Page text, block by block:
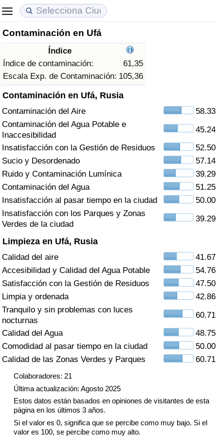
Contaminación en Ufá
Índice
Índice de contaminación:
61,35
Escala Exp. de Contaminación: 105,36
Contaminación en Ufá, Rusia
Contaminación del Aire
58.33
Contaminación del Agua Potable e
Inaccesibilidad
45.24
Insatisfacción con la Gestión de Residuos
52.50
Sucio y Desordenado
57.14
Ruido y Contaminación Lumínica
39.29
Contaminación del Agua
51.25
Insatisfacción al pasar tiempo en la ciudad
50.00
Insatisfacción con los Parques y Zonas
Verdes de la ciudad
39.29
Limpieza en Ufá, Rusia
Calidad del aire
41.67
Accesibilidad y Calidad del Agua Potable
54.76
Satisfacción con la Gestión de Residuos
47.50
Limpia y ordenada
42.86
Tranquilo y sin problemas con luces
nocturnas
60.71
Calidad del Agua
48.75
Comodidad al pasar tiempo en la ciudad
50.00
Calidad de las Zonas Verdes y Parques
60.71
Colaboradores: 21
Última actualización: Agosto 2025
Estos datos están basados en opiniones de visitantes de esta
página en los últimos 3 años.
Si el valor es 0, significa que se percibe como muy bajo. Si el
valor es 100, se percibe como muy alto.
Coste de vida
Índice de Costo de Vida (Actual)
Índice de Costo de Vida
Índice de costo de vida por país
en aqaba
Precios de las propiedades
Índice de Precios de Inmuebles (Actual)
Índice de Precios de Inmuebles
Índice de Precios de Inmuebles por País
Calidad de Vida
Índice de Calidad de Vida
Índice de Calidad de Vida (Actual)
Índice de calidad de vida por país
Delincuencia
Calificación del Índice de Criminalidad
(Actual)
Índice de Criminalidad
Índice de criminalidad por país
Sanidad
Índice de Sanidad (Actual)
Índice de Sanidad
Índice de Sanidad por País
Contaminación
Índice de Contaminación (Actual)
Índice de contaminación
Índice de Contaminación por País